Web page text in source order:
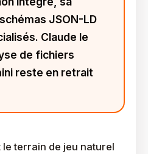
JSON-LD
Claude le
de fichiers
reste en retrait
le terrain de jeu naturel